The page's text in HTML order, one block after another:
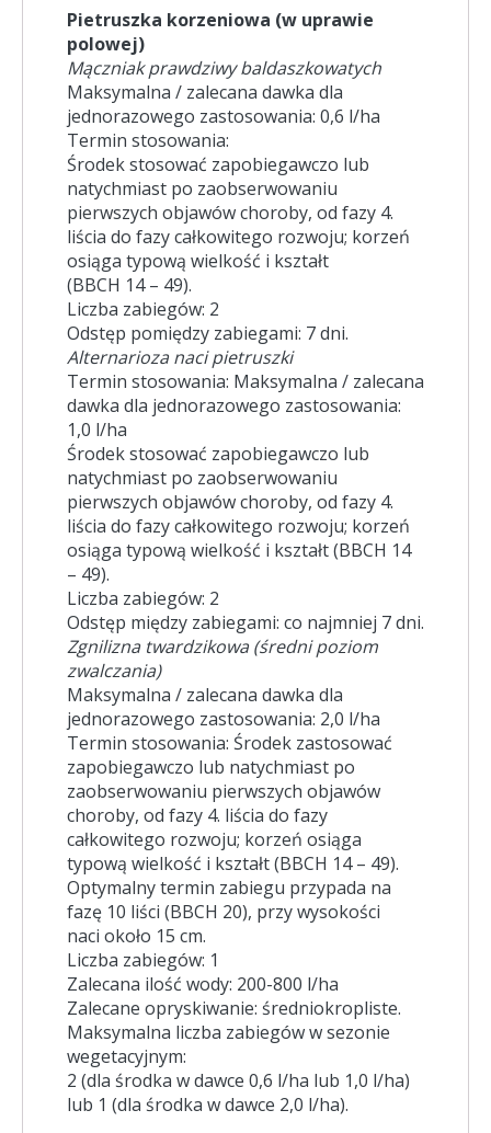
Pietruszka korzeniowa (w uprawie
polowej)
Mączniak prawdziwy baldaszkowatych
Maksymalna / zalecana dawka dla
jednorazowego zastosowania: 0,6 l/ha
Termin stosowania:
Środek stosować zapobiegawczo lub
natychmiast po zaobserwowaniu
pierwszych objawów choroby, od fazy 4.
liścia do fazy całkowitego rozwoju; korzeń
osiąga typową wielkość i kształt
(BBCH 14 – 49).
Liczba zabiegów: 2
Odstęp pomiędzy zabiegami: 7 dni.
Alternarioza naci pietruszki
Termin stosowania: Maksymalna / zalecana
dawka dla jednorazowego zastosowania:
1,0 l/ha
Środek stosować zapobiegawczo lub
natychmiast po zaobserwowaniu
pierwszych objawów choroby, od fazy 4.
liścia do fazy całkowitego rozwoju; korzeń
osiąga typową wielkość i kształt (BBCH 14
– 49).
Liczba zabiegów: 2
Odstęp między zabiegami: co najmniej 7 dni.
Zgnilizna twardzikowa (średni poziom
zwalczania)
Maksymalna / zalecana dawka dla
jednorazowego zastosowania: 2,0 l/ha
Termin stosowania: Środek zastosować
zapobiegawczo lub natychmiast po
zaobserwowaniu pierwszych objawów
choroby, od fazy 4. liścia do fazy
całkowitego rozwoju; korzeń osiąga
typową wielkość i kształt (BBCH 14 – 49).
Optymalny termin zabiegu przypada na
fazę 10 liści (BBCH 20), przy wysokości
naci około 15 cm.
Liczba zabiegów: 1
Zalecana ilość wody: 200-800 l/ha
Zalecane opryskiwanie: średniokropliste.
Maksymalna liczba zabiegów w sezonie
wegetacyjnym:
2 (dla środka w dawce 0,6 l/ha lub 1,0 l/ha)
lub 1 (dla środka w dawce 2,0 l/ha).